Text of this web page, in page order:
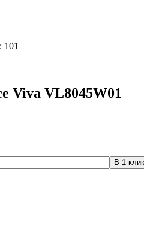
101
Viva VL8045W01